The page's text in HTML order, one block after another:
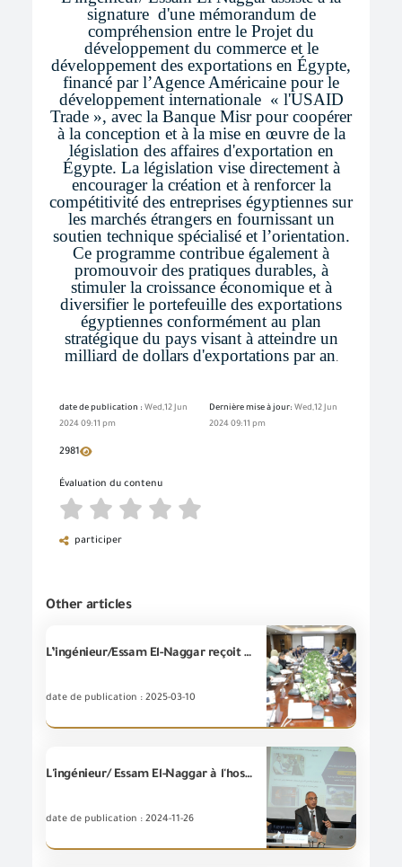
signature d'une mémorandum de
compréhension entre le Projet du
développement du commerce et le
développement des exportations en Égypte,
financé par l’Agence Américaine pour le
développement internationale « l'USAID
Trade », avec la Banque Misr pour coopérer
à la conception et à la mise en œuvre de la
législation des affaires d'exportation en
Égypte. La législation vise directement à
encourager la création et à renforcer la
compétitivité des entreprises égyptiennes sur
les marchés étrangers en fournissant un
soutien technique spécialisé et l’orientation.
Ce programme contribue également à
promouvoir des pratiques durables, à
stimuler la croissance économique et à
diversifier le portefeuille des exportations
égyptiennes conformément au plan
stratégique du pays visant à atteindre un
milliard de dollars d'exportations par an.
date de publication : Wed,12 Jun
2024 09:11 pm
Dernière mise à jour: Wed,12 Jun
2024 09:11 pm
2981
Évaluation du contenu
participer
Other articles
L’ingénieur/Essam El-Naggar reçoit une délégation auprès de l'Agence de Coopération Internationale (KOICA) pour lancer la mise en œuvre du projet de la(GOEIC) visant à mettre en place une "plateforme numérique pour l'inspection et le suivi basé sur les risques pour faciliter le commerce en Égypte "
date de publication : 2025-03-10
L'ingénieur/ Essam El-Naggar à l'hospitalité de la Chambre du commerce américaine au Caire avec une élite distinguée des grandes entreprises et des usines pour discuter les moyens de coopération conjointe
date de publication : 2024-11-26